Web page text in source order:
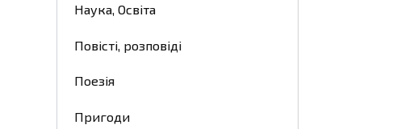
Наука, Освіта
Повісті, розповіді
Поезія
Пригоди